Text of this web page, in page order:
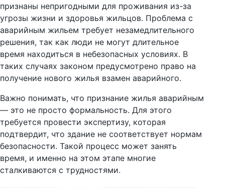
признаны непригодными для проживания из-за
угрозы жизни и здоровья жильцов. Проблема с
аварийным жильем требует незамедлительного
решения, так как люди не могут длительное
время находиться в небезопасных условиях. В
таких случаях законом предусмотрено право на
получение нового жилья взамен аварийного.
Важно понимать, что признание жилья аварийным
— это не просто формальность. Для этого
требуется провести экспертизу, которая
подтвердит, что здание не соответствует нормам
безопасности. Такой процесс может занять
время, и именно на этом этапе многие
сталкиваются с трудностями.